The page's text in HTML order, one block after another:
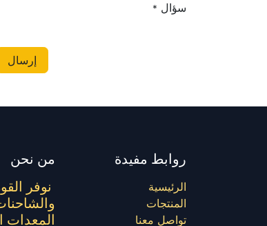
سؤال *
إرسال
روابط مفيدة
الرئيسية
المنتجات
تواصل معنا
من نحن
نوفر
المعدات